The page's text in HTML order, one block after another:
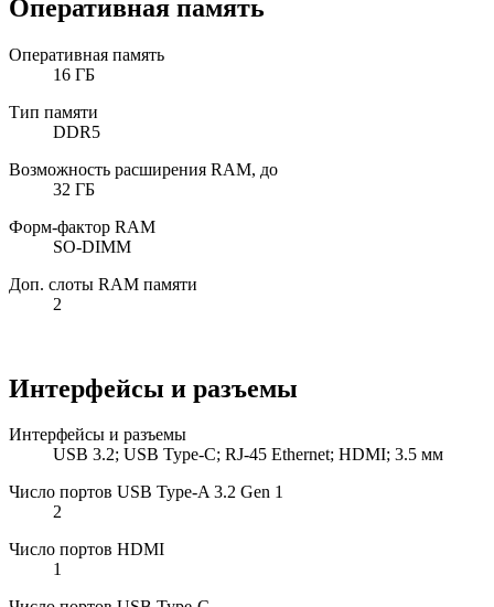
Оперативная память
Оперативная память
16 ГБ
Тип памяти
DDR5
Возможность расширения RAM, до
32 ГБ
Форм-фактор RAM
SO-DIMM
Доп. слоты RAM памяти
2
Интерфейсы и разъемы
Интерфейсы и разъемы
USB 3.2; USB Type-C; RJ-45 Ethernet; HDMI; 3.5 мм
Число портов USB Type-A 3.2 Gen 1
2
Число портов HDMI
1